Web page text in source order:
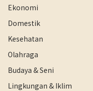
Ekonomi
Domestik
Kesehatan
Olahraga
Budaya & Seni
Lingkungan & Iklim